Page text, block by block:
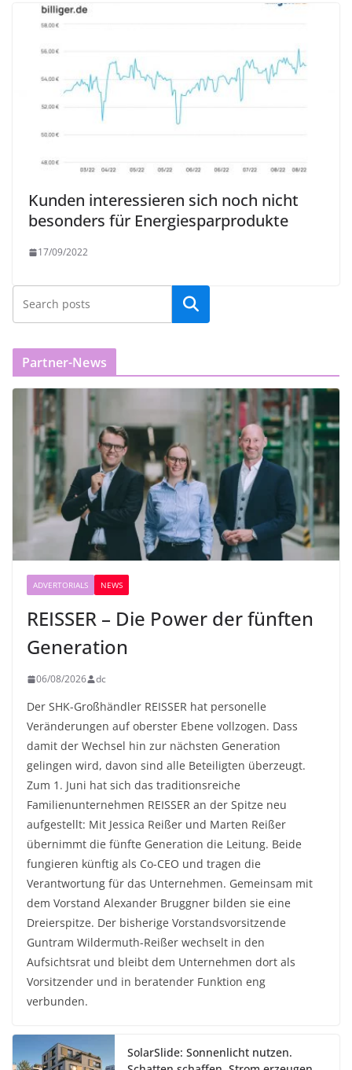
Kunden interessieren sich noch nicht
besonders für Energiesparprodukte
17/09/2022
Partner-News
ADVERTORIALS NEWS
REISSER – Die Power der fünften
Generation
06/08/2026 dc
Der SHK-Großhändler REISSER hat personelle
Veränderungen auf oberster Ebene vollzogen. Dass
damit der Wechsel hin zur nächsten Generation
gelingen wird, davon sind alle Beteiligten überzeugt.
Zum 1. Juni hat sich das traditionsreiche
Familienunternehmen REISSER an der Spitze neu
aufgestellt: Mit Jessica Reißer und Marten Reißer
übernimmt die fünfte Generation die Leitung. Beide
fungieren künftig als Co-CEO und tragen die
Verantwortung für das Unternehmen. Gemeinsam mit
dem Vorstand Alexander Bruggner bilden sie eine
Dreierspitze. Der bisherige Vorstandsvorsitzende
Guntram Wildermuth-Reißer wechselt in den
Aufsichtsrat und bleibt dem Unternehmen dort als
Vorsitzender und in beratender Funktion eng
verbunden.
SolarSlide: Sonnenlicht nutzen.